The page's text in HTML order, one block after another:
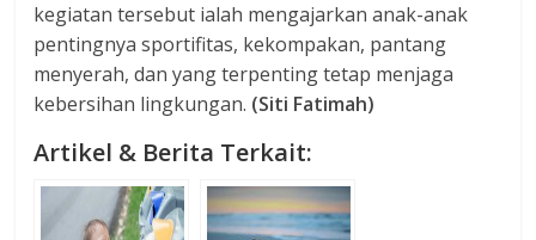
kegiatan tersebut ialah mengajarkan anak-anak
pentingnya sportifitas, kekompakan, pantang
menyerah, dan yang terpenting tetap menjaga
kebersihan lingkungan. (Siti Fatimah)
Artikel & Berita Terkait: